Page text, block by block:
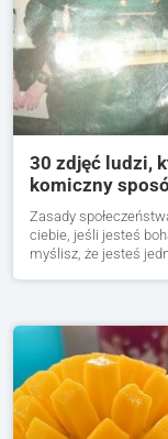
30 zdjęć ludzi,
komiczny
Zasady
ciebie, jeśli jesteś
myślisz, że jesteś